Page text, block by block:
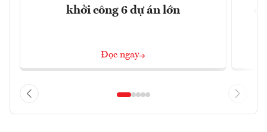
khởi công 6 dự án lớn
Đọc ngay